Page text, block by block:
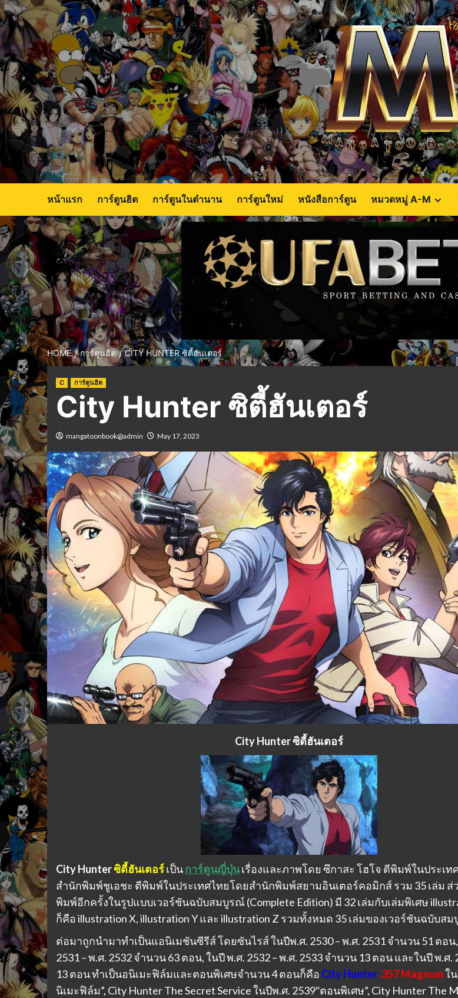
Skip
to
content
หน้าแรก การ์ตูนฮิต การ์ตูนในตำนาน การ์ตูนใหม่ หนังสือการ์ตูน หมวดหมู่ A-M
HOME การ์ตูนฮิต CITY HUNTER ซิตี้ฮันเตอร์
C การ์ตูนฮิต
City Hunter ซิตี้ฮันเตอร์
mangatoonbook@admin May 17, 2023
City Hunter ซิตี้ฮันเตอร์
City Hunterซิตี้ฮันเตอร์ เป็นการ์ตูนญี่ปุ่นเรื่องและภาพโดย ซึกาสะ โฮโจ ตีพิมพ์ในประเ
สำนักพิมพ์ชูเอชะ ตีพิมพ์ในประเทศไทยโดยสำนักพิมพ์สยามอินเตอร์คอมิกส์ รวม 35 เล่ม ส่
พิมพ์อีกครั้งในรูปแบบเวอร์ชันฉบับสมบูรณ์ (Complete Edition) มี 32 เล่มกับเล่มพิเศษ
ก็คือ illustration X, illustration Y และ illustration Z รวมทั้งหมด 35 เล่มของเวอร์ชันฉบับส
ต่อมาถูกนำมาทำเป็นแอนิเมชันซีรีส์ โดยซันไรส์ ในปีพ.ศ. 2530 – พ.ศ. 2531 จำนวน 51 ตอน
2531 – พ.ศ. 2532 จำนวน 63 ตอน, ในปี พ.ศ. 2532 – พ.ศ. 2533 จำนวน 13 ตอน และในปี พ.ศ.
13 ตอน ทำเป็นอนิเมะฟิล์มและตอนพิเศษจำนวน 4 ตอนก็คือ City Hunter .357 Magnumใน
นิเมะฟิล์ม”, City Hunter The Secret Service ในปีพ.ศ. 2539″ตอนพิเศษ”, City Hunter The